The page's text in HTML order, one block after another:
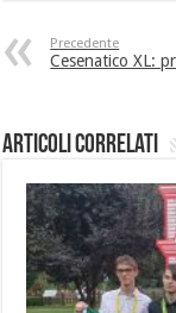
Precedente
Cesenatico XL:
Articoli correlati